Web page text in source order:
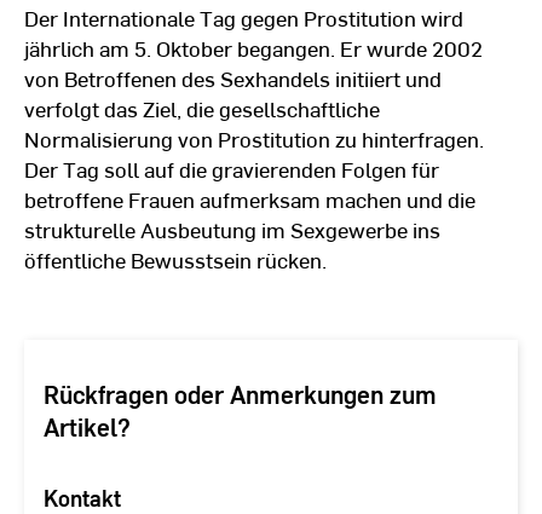
Der Internationale Tag gegen Prostitution wird
jährlich am 5. Oktober begangen. Er wurde 2002
von Betroffenen des Sexhandels initiiert und
verfolgt das Ziel, die gesellschaftliche
Normalisierung von Prostitution zu hinterfragen.
Der Tag soll auf die gravierenden Folgen für
betroffene Frauen aufmerksam machen und die
strukturelle Ausbeutung im Sexgewerbe ins
öffentliche Bewusstsein rücken.
Rückfragen oder Anmerkungen zum
Artikel?
Kontakt